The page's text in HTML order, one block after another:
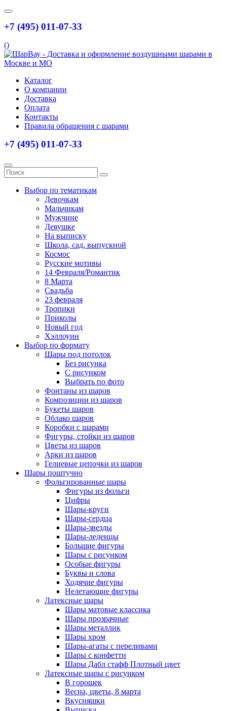
+7 (495) 011-07-33
()
Каталог
О компании
Доставка
Оплата
Контакты
Правила обращения с шарами
+7 (495) 011-07-33
Выбор по тематикам
Девочкам
Мальчикам
Мужчине
Девушке
На выписку
Школа, сад, выпускной
Космос
Русские мотивы
14 Февраля/Романтик
8 Марта
Свадьба
23 февраля
Тропики
Приколы
Новый год
Хэллоуин
Выбор по формату
Шары под потолок
Без рисунка
С рисунком
Выбрать по фото
Фонтаны из шаров
Композиции из шаров
Букеты шаров
Облако шаров
Коробки с шарами
Фигуры, стойки из шаров
Цветы из шаров
Арки из шаров
Гелиевые цепочки из шаров
Шары поштучно
Фольгированные шары
Фигуры из фольги
Цифры
Шары-круги
Шары-сердца
Шары-звезды
Шары-леденцы
Большие фигуры
Шары с рисунком
Особые фигуры
Буквы и слова
Ходячие фигуры
Нелетающие фигуры
Латексные шары
Шары матовые классика
Шары прозрачные
Шары металлик
Шары хром
Шары-агаты с переливами
Шары с конфетти
Шары Дабл стафф Плотный цвет
Латексные шары с рисунком
В горошек
Весна, цветы, 8 марта
Вкусняшки